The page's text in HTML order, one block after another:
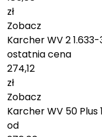
zł
Zobacz
Karcher WV 2
ostatnia cena
274,12
zł
Zobacz
Karcher WV 50 Plus
od